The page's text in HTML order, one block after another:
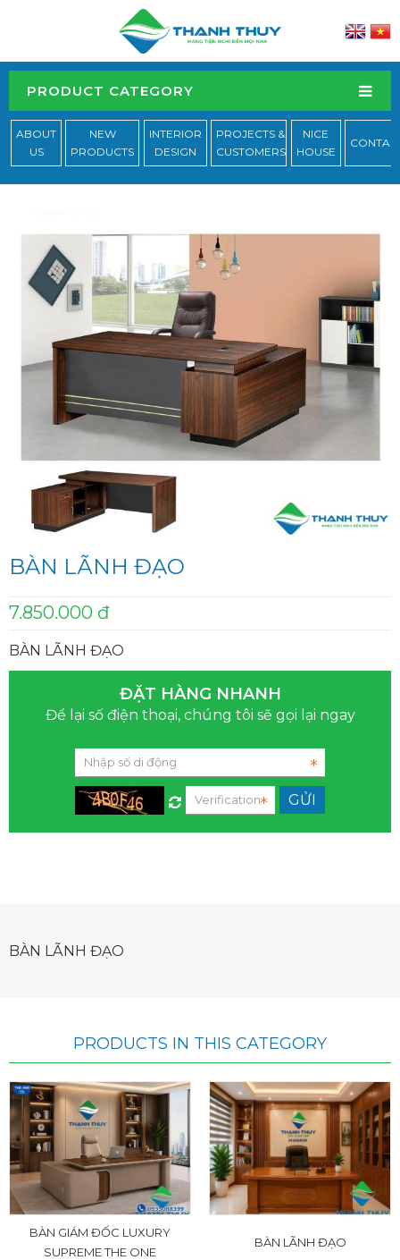
PRODUCT CATEGORY
ABOUT
US
NEW
PRODUCTS
INTERIOR
DESIGN
PROJECTS &
CUSTOMERS
NICE
HOUSE
BÀN LÃNH ĐẠO
7.850.000 đ
BÀN LÃNH ĐẠO
ĐẶT HÀNG NHANH
Để lại số điện thoại, chúng tôi sẽ gọi lại ngay
BÀN LÃNH ĐẠO
PRODUCTS IN THIS CATEGORY
BÀN GIÁM ĐỐC LUXURY
SUPREME THE ONE
BÀN LÃNH ĐẠO